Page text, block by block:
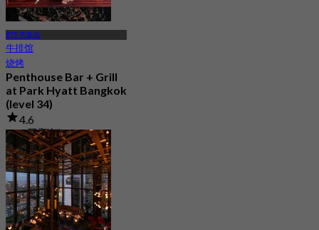
BTS 奔集站
牛排馆
烧烤
Penthouse Bar + Grill
at Park Hyatt Bangkok
(level 34)
4.6
219 已预订
起฿ 1,995